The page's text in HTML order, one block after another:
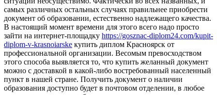
самых различных остальных случаях правильнее приобрести
документ об образовании, естественно надлежащего качества.
В настоящий момент времени для этого всего надо просто
зайти на интернет-площадку https://gosznac-diplom24.com/kupit-
diplom-v-krasnoiarske купить диплом Красноярск от
профессиональной организации. Весомым превосходством
этого способа выявляется то, что купить желанный документ
можно с доставкой в какой-либо востребованный населенный
пункт в нашей стране. Получить документ о наличии
образования доступно будет в почтовом отделении, в любое